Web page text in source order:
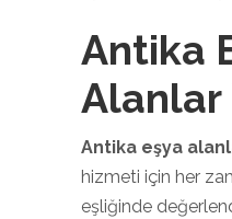
Antika
Alanlar
Antika eşya
hizmeti için her
eşliğinde